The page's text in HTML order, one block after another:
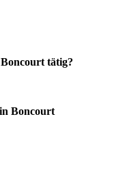
tätig?
Boncourt